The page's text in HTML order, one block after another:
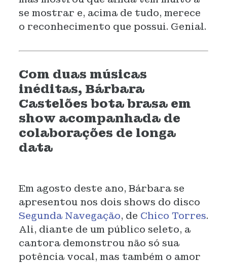
se mostrar e, acima de tudo, merece
o reconhecimento que possui. Genial.
Com duas músicas
inéditas, Bárbara
Castelões bota brasa em
show acompanhada de
colaborações de longa
data
Em agosto deste ano, Bárbara se
apresentou nos dois shows do disco
Segunda Navegação, de Chico Torres.
Ali, diante de um público seleto, a
cantora demonstrou não só sua
potência vocal, mas também o amor